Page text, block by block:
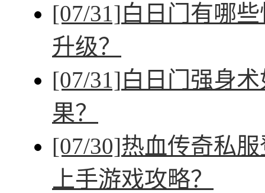
[07/31]白日门有哪
升级？
[07/31]白日门强身
果？
[07/30]热血传奇私
上手游戏攻略？